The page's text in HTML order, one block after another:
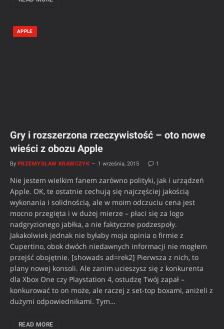
APPLE
Gry i rozszerzona rzeczywistość – oto nowe
wieści z obozu Apple
By PRZEMYSŁAW KRAWCZYK 1 września, 2015 1
Nie jestem wielkim fanem zarówno polityki, jak i urządzeń
Apple. OK, te ostatnie cechują się najczęściej jakością
wykonania i solidnością, ale w moim odczuciu cena jest
mocno przegięta i w dużej mierze – płaci się za logo
nadgryzionego jabłka, a nie faktyczne podzespoły.
Jakakolwiek jednak nie byłaby moja opinia o firmie z
Cupertino, obok dwóch niedawnych informacji nie mogłem
przejść obojętnie. [showads ad=rek2] Pierwsza z nich, to
plany nowej konsoli. Ale zanim ucieszysz się z konkurenta
dla Xbox One czy Playstation 4, ostudzę Twój zapał –
konkurować to on może, ale raczej z set-top boxami, aniżeli z
dużymi odpowiednikami. Tym…
READ MORE